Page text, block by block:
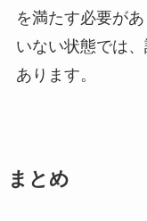
を満たす必要が
いない状態では
あります。
まとめ